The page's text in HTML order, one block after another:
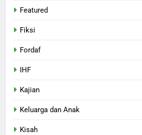
Featured
Fiksi
Fordaf
IHF
Kajian
Keluarga dan Anak
Kisah